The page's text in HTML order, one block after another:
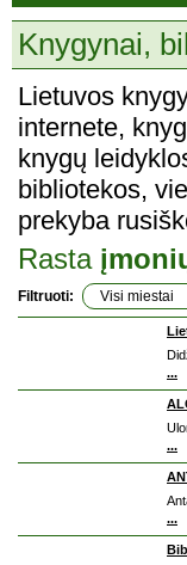
Knygynai,
Lietuvos
internete,
knygų
bibliotekos,
prekyba
Rasta
Filtruoti:
...
...
...